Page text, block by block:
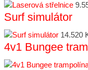
Surf simulátor
14.520
4v1 Bungee